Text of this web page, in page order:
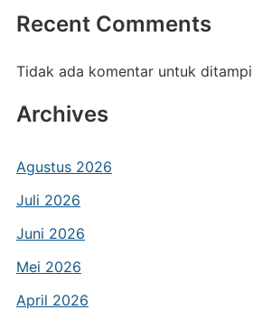
Recent Comments
Tidak ada komentar untuk
Archives
Agustus 2026
Juli 2026
Juni 2026
Mei 2026
April 2026